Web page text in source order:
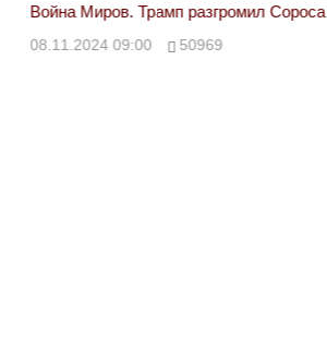
Война Миров. Трамп разгромил Сороса
08.11.2024 09:00 50969